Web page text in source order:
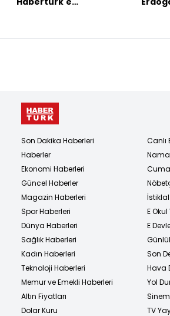
Son Dakika Haberleri
Haberler
Ekonomi Haberleri
Güncel Haberler
Magazin Haberleri
Spor Haberleri
Dünya Haberleri
Sağlık Haberleri
Kadın Haberleri
Teknoloji Haberleri
Memur ve Emekli Haberleri
Altın Fiyatları
Dolar Kuru
Canlı
Cuma
İstiklal
E Okul
E
Son
Hava
Yol
TV